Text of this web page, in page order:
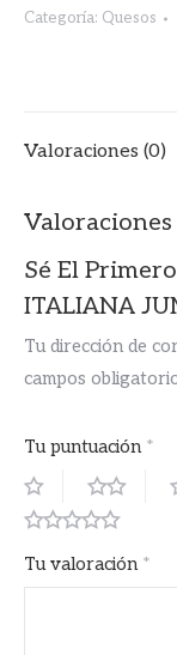
$9.50.
Categoría: Quesos
Valoraciones (0)
Valoraciones
Sé El
ITALIANA
Tu dirección de
campos
Tu puntuación *
Tu valoración *